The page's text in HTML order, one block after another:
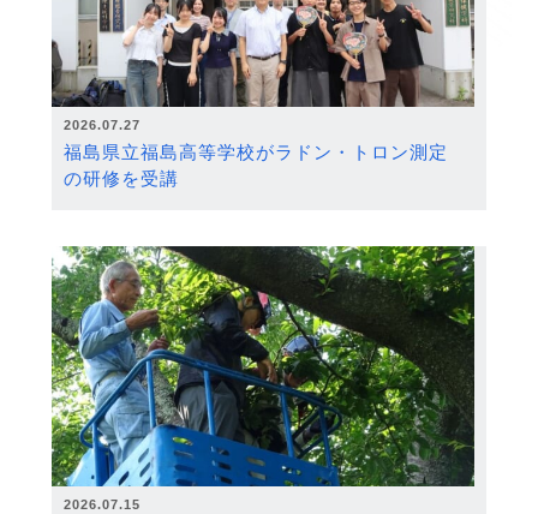
2026.07.27
福島県立福島高等学校がラドン・トロン測定
の研修を受講
2026.07.15